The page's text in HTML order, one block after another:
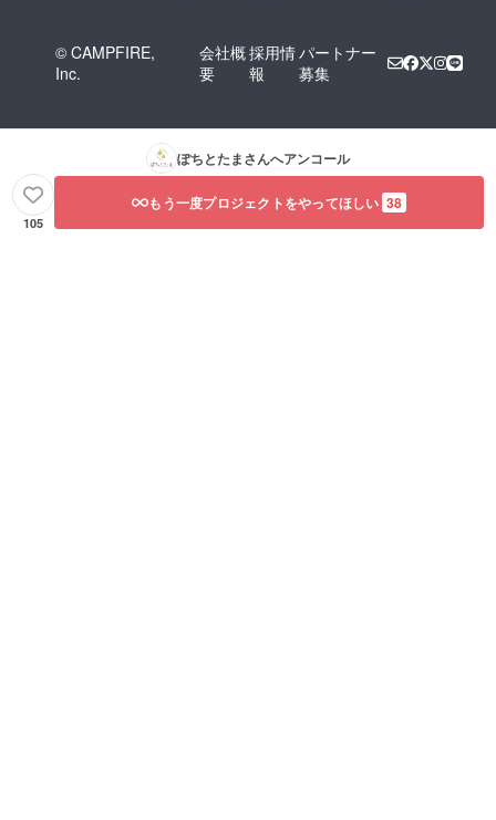
© CAMPFIRE,
Inc.
会社概
要
採用情
報
パートナー
募集
ぽちとたまさんへアンコール
105
もう一度プロジェクトをやってほしい 38